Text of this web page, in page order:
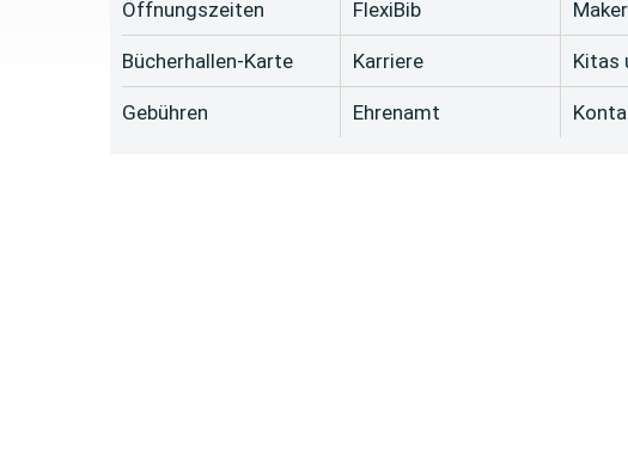
Öffnungszeiten
Bücherhallen-Karte
Gebühren
FlexiBib
Karriere
Ehrenamt
Kitas